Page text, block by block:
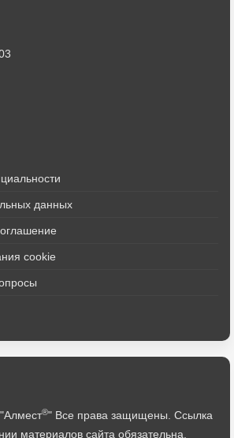
данных
cookie
®" Все права защищены. Ссылка
материалов сайта обязательна.